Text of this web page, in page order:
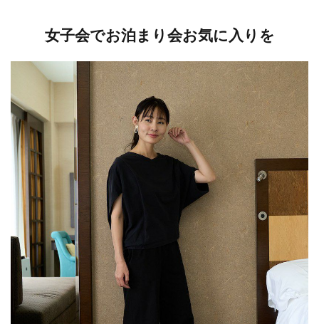
女子会でお泊まり会お気に入りを